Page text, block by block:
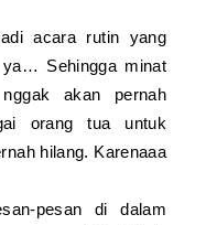
acara rutin yang
ya… Sehingga minat
akan pernah
orang tua untuk
hilang. Karenaaa
pesan di dalam